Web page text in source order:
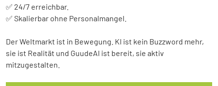
✅ 24/7 erreichbar.
✅ Skalierbar ohne Personalmangel.
Der Weltmarkt ist in Bewegung. KI ist kein Buzzword mehr,
sie ist Realität und GuudeAI ist bereit, sie aktiv
mitzugestalten.